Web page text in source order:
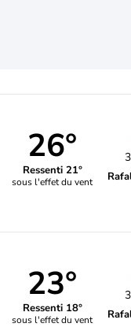
26°
Ressenti 21°
sous l'effet du vent
23°
Ressenti 18°
sous l'effet du vent